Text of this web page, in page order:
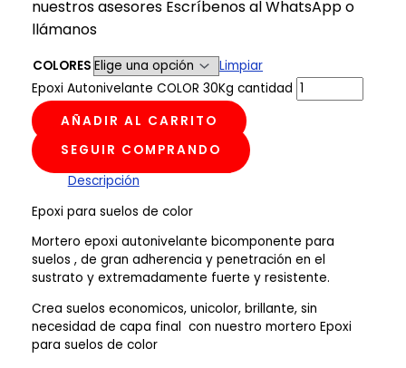
nuestros asesores Escríbenos al WhatsApp o
llámanos
COLORES
Limpiar
Epoxi Autonivelante COLOR 30Kg cantidad
AÑADIR AL CARRITO
SEGUIR COMPRANDO
Descripción
Epoxi para suelos de color
Mortero epoxi autonivelante bicomponente para
suelos , de gran adherencia y penetración en el
sustrato y extremadamente fuerte y resistente.
Crea suelos economicos, unicolor, brillante, sin
necesidad de capa final con nuestro mortero Epoxi
para suelos de color